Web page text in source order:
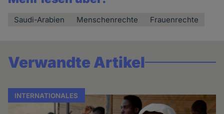
Saudi-Arabien Menschenrechte Frauenrechte
Verwandte Artikel
INTERNATIONALES